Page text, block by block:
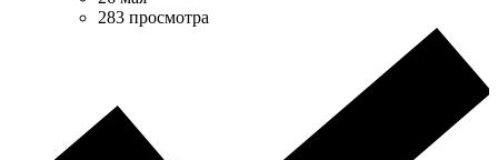
283 просмотра